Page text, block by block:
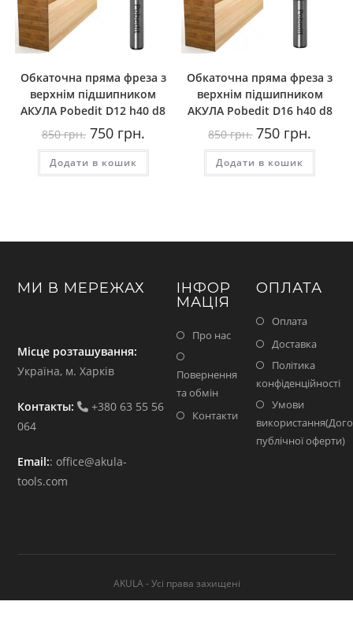
Обкаточна пряма фреза з
верхнім підшипником
AКУЛА Pobedit D12 h40 d8
850грн. Оригінальна
ціна:
850
грн..
750грн.ціна:
750
Додати в кошик
Обкаточна пряма фреза з
верхнім підшипником
AКУЛА Pobedit D16 h40 d8
850грн. Оригінальна
ціна:
850
грн..
750 грн.
750
Додати в кошик
МИ В МЕРЕЖАХ
Місце розташування:
Україна, м. Харків
Контакты:
+380 63 55 56
064
Email::office@akula-
tools.com
ІНФОР
МАЦІЯ
Про нас
Повернення
та обмін
Контакти
ОПЛАТА
Оплата
Доставка
Політика
конфіденційності
Умови
публічної оферти)
AKULA - Усі права захищені